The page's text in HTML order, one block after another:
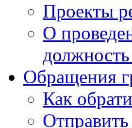
Проекты
О
должность
Обращения
Как